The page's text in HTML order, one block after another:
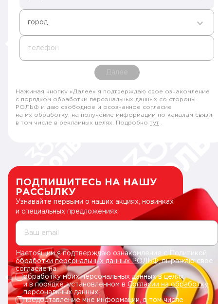
город
телефон
Далее
Нажимая кнопку «Далее» я подтверждаю свое ознакомление
с порядком обработки персональных данных со стороны
РОЛЬФ и даю свободное и осознанное согласие
на их обработку, на получение информации по каналам связи,
в том числе в рекламных целях. Подробно тут
ПОДПИШИТЕСЬ НА НАШУ
РАССЫЛКУ
Узнавайте первыми о наших акциях, новинках
и специальных предложениях
Ваш email
Настоящим я подтверждаю ознакомление сПолитикой
обработки персональных данных РОЛЬФ, выражаю свое
согласие на:
обработку моих персональных данных в целях
и в порядке, установленном в Согласии на обработку
персональных данных.
предоставление мне информации, в том числе